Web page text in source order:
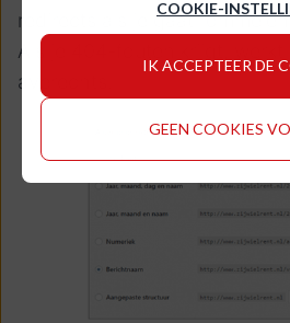
COOKIE-
IK ACCEPTEER DE
GEEN COOKIES
redirects als je gaat
Als je 404-fouten krijgt, werkt
averechts.